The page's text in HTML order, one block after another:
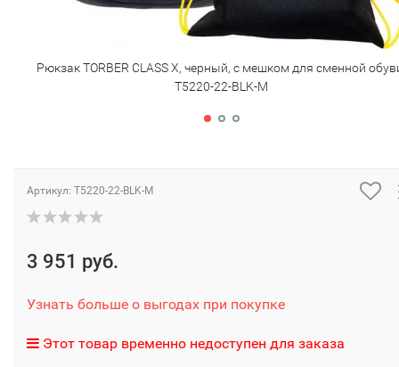
Рюкзак TORBER CLASS X, черный, c мешком для сменной
T5220-22-BLK-M
Артикул: T5220-22-BLK-M
3 951 руб.
Узнать больше о выгодах при покупке
Этот товар временно недоступен для заказа